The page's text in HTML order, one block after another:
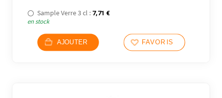
Sample Verre 3 cl : 7,71 €
en stock
AJOUTER FAVORIS